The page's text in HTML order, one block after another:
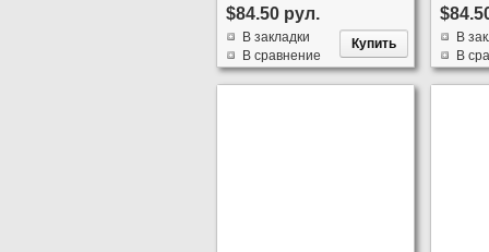
$84.50 рул.
В закладки
В сравнение
В
В